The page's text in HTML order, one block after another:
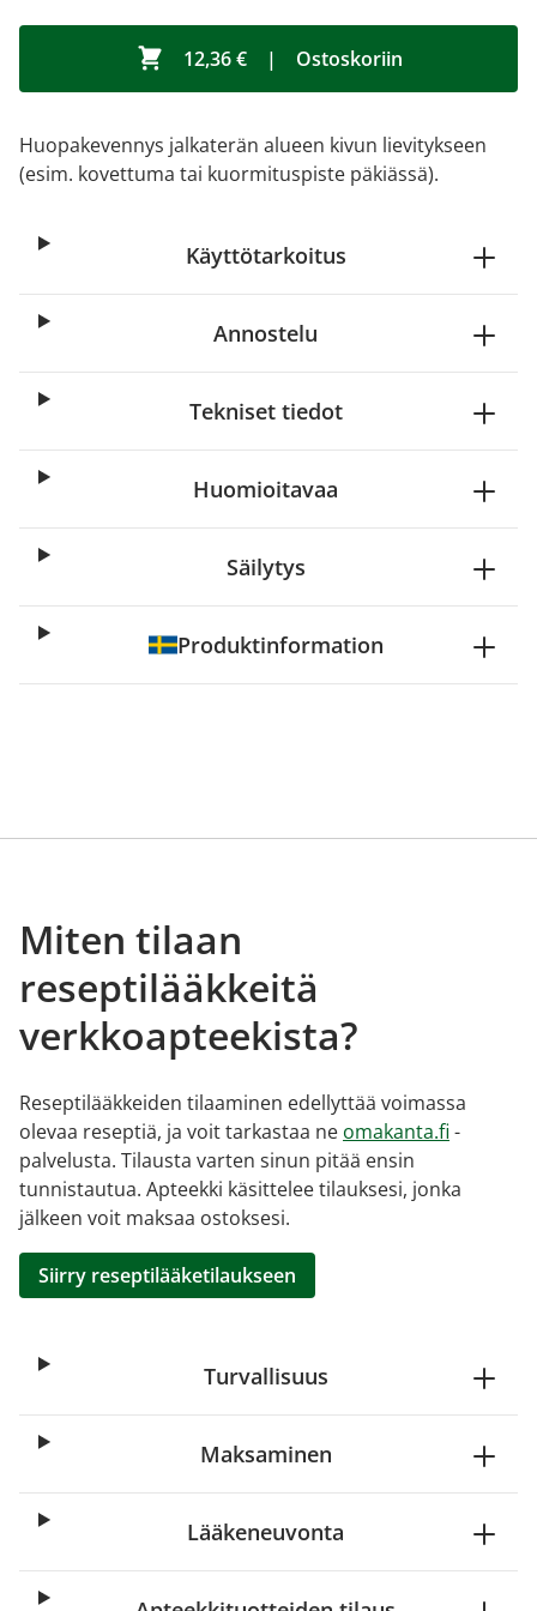
12,36 € | Ostoskoriin
Huopakevennys jalkaterän alueen kivun lievitykseen
(esim. kovettuma tai kuormituspiste päkiässä).
Käyttötarkoitus
Annostelu
Tekniset tiedot
Huomioitavaa
Säilytys
Produktinformation
Miten tilaan
reseptilääkkeitä
verkkoapteekista?
Reseptilääkkeiden tilaaminen edellyttää voimassa
olevaa reseptiä, ja voit tarkastaa ne omakanta.fi -
palvelusta. Tilausta varten sinun pitää ensin
tunnistautua. Apteekki käsittelee tilauksesi, jonka
jälkeen voit maksaa ostoksesi.
Siirry reseptilääketilaukseen
Turvallisuus
Maksaminen
Lääkeneuvonta